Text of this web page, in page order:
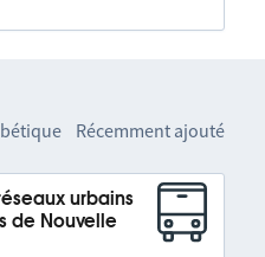
Récemment ajouté
urbains
de Nouvelle